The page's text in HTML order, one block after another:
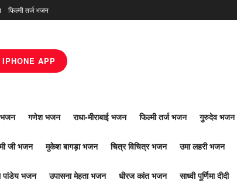
फिल्मी तर्ज भजन
IPHONE APP
भजन गणेश भजन राधा-मीराबाई भजन फिल्मी तर्ज भजन गुरुदेव भजन
जी भजन मुकेश बागड़ा भजन चित्र विचित्र भजन उमा लहरी भजन
पांडेय भजन उपासना मेहता भजन धीरज कांत भजन साध्वी पूर्णिमा दीदी